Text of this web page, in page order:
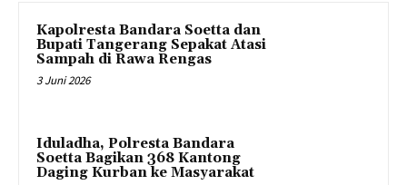
Kapolresta Bandara Soetta dan
Bupati Tangerang Sepakat Atasi
Sampah di Rawa Rengas
3 Juni 2026
Iduladha, Polresta Bandara
Soetta Bagikan 368 Kantong
Daging Kurban ke Masyarakat